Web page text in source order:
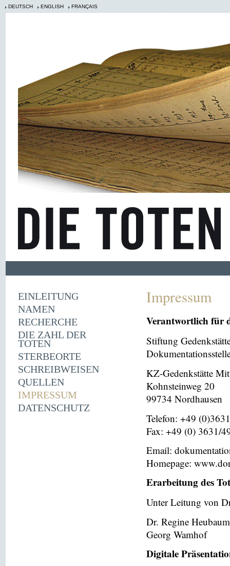
DEUTSCH ENGLISH FRANÇAIS
EINLEITUNG
NAMEN
RECHERCHE
DIE ZAHL DER
TOTEN
STERBEORTE
SCHREIBWEISEN
QUELLEN
IMPRESSUM
DATENSCHUTZ
Impressum
Verantwortlich für
Stiftung
KZ-Gedenkstätte
Kohnsteinweg 20
99734 Nordhausen
Telefon: +49
Fax: +49 (0) 3631/
Email:
Homepage:
Erarbeitung des
Unter Leitung von
Dr. Regine Heubaum
Georg Wamhof
Digitale